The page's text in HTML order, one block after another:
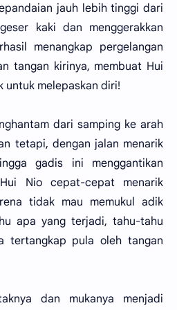
jauh lebih tinggi dari
kaki dan menggerakkan
menangkap pergelangan
tangan kirinya, membuat Hui
untuk melepaskan diri!
dari samping ke arah
tetapi, dengan jalan menarik
gadis ini menggantikan
Nio cepat-cepat menarik
tidak mau memukul adik
apa yang terjadi, tahu-tahu
tertangkap pula oleh tangan
dan mukanya menjadi